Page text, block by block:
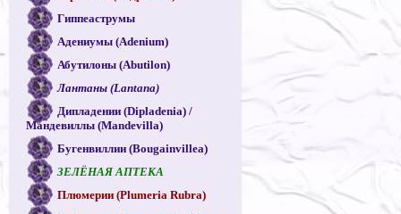
Гиппеаструмы
Адениумы (Adenium)
Абутилоны (Abutilon)
Лантаны (Lantana)
Дипладении (Dipladenia) /
Мандевиллы (Mandevilla)
Бугенвиллии (Bougainvillea)
ЗЕЛЁНАЯ АПТЕКА
Плюмерии (Plumeria Rubra)